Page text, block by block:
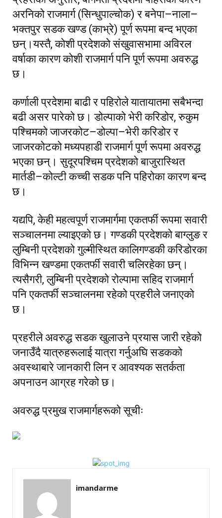
अरनिको राजमार्ग (सिन्धुपाल्चोक) र बनेपा–नाला–
भक्तपुर सडक खण्ड (काभ्रे) पूर्ण रूपमा बन्द भएका
छन्।यस्तै, कोशी प्रदेशको संखुवासभामा अविरल
वर्षाका कारण कोशी राजमार्ग पनि पूर्ण रूपमा अवरुद्ध
छ।
कर्णाली प्रदेशमा बाढी र पहिरोले यातायातमा सबैभन्दा
बढी असर पारेको छ। डोल्पाको भेरी करिडोर, रुकुम
पश्चिमको जाजरकोट–डोल्पा–भेरी करिडोर र
जाजरकोटको मध्यपहाडी राजमार्ग पूर्ण रूपमा अवरुद्ध
भएका छन्। सुदूरपश्चिम प्रदेशको बाजुरास्थित
मार्तडी–कोल्टी कच्ची सडक पनि पहिरोका कारण बन्द
छ।
यद्यपि, केही महत्वपूर्ण राजमार्गमा एकतर्फी रूपमा सवारी
सञ्चालनमा ल्याइएको छ। गण्डकी प्रदेशको बाग्लुङ र
लुम्बिनी प्रदेशको गुल्मीस्थित कालिगण्डकी करिडोरका
विभिन्न खण्डमा एकतर्फी सवारी चलिरहेका छन्।
त्यसैगरी, लुम्बिनी प्रदेशको रोल्पामा सहिद राजमार्ग
पनि एकतर्फी सञ्चालनमा रहेको प्रहरीले जनाएको
छ।
प्रहरीले अवरुद्ध सडक खुलाउने प्रयास जारी रहेको
जनाउँदै यात्रुहरूलाई यात्रा गर्नुअघि सडकको
अवस्थाबारे जानकारी लिन र आवश्यक सतर्कता
अपनाउन आग्रह गरेको छ।
अवरुद्ध प्रमुख राजमार्गहरूको सूचीः
imandarme